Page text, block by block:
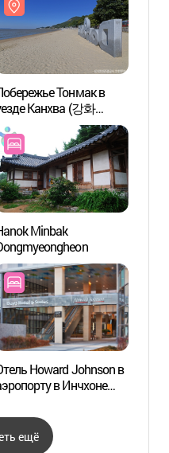
Тонмак в
Канхва (강화
동막해변)
Minbak
Howard Johnson в
в Инчхоне
어포트)
ещё